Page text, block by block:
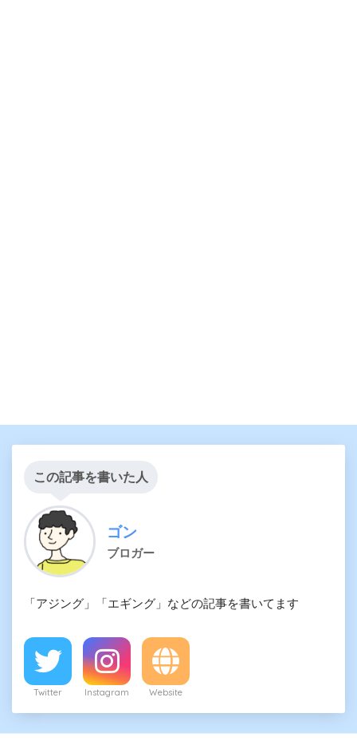
この記事を書いた人
ゴン
ブロガー
「アジング」「エギング」などの記事を書いてます
Twitter Instagram Website